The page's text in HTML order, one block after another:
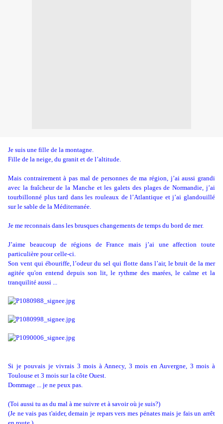
Je suis une fille de la montagne.
Fille de la neige, du granit et de l’altitude.
Mais contrairement à pas mal de personnes de ma région, j’ai aussi grandi
avec la fraîcheur de la Manche et les galets des plages de Normandie, j’ai
tourbillonné plus tard dans les rouleaux de l’Atlantique et j’ai glandouillé
sur le sable de la Méditerranée.
Je me reconnais dans les brusques changements de temps du bord de mer.
J’aime beaucoup de régions de France mais j’ai une affection toute
particulière pour celle-ci.
Son vent qui ébouriffe, l’odeur du sel qui flotte dans l’air, le bruit de la mer
agitée qu'on entend depuis son lit, le rythme des marées, le calme et la
tranquilité aussi ...
Si je pouvais je vivrais 3 mois à Annecy, 3 mois en Auvergne, 3 mois à
Toulouse et 3 mois sur la côte Ouest.
Dommage ... je ne peux pas.
(Toi aussi tu as du mal à me suivre et à savoir où je suis?)
(Je ne vais pas t'aider, demain je repars vers mes pénates mais je fais un arrêt